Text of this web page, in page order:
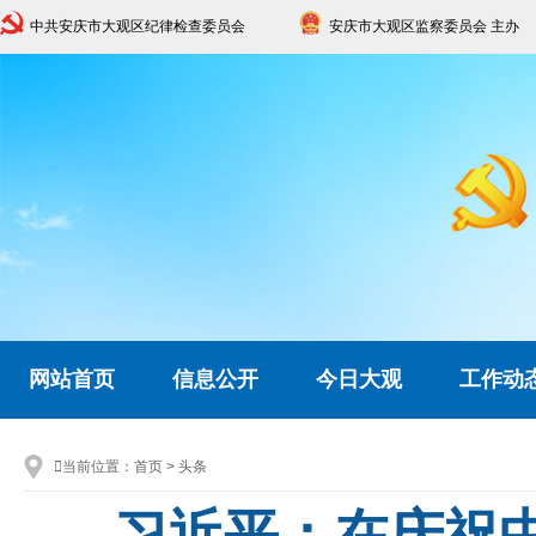
中共安庆市大观区纪律检查委员会 安庆市大观区监察委员会 主办
网站首页 信息公开 今日大观 工作动
当前位置： 首页 > 头条